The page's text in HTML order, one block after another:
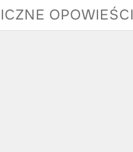
OPOWIEŚCI